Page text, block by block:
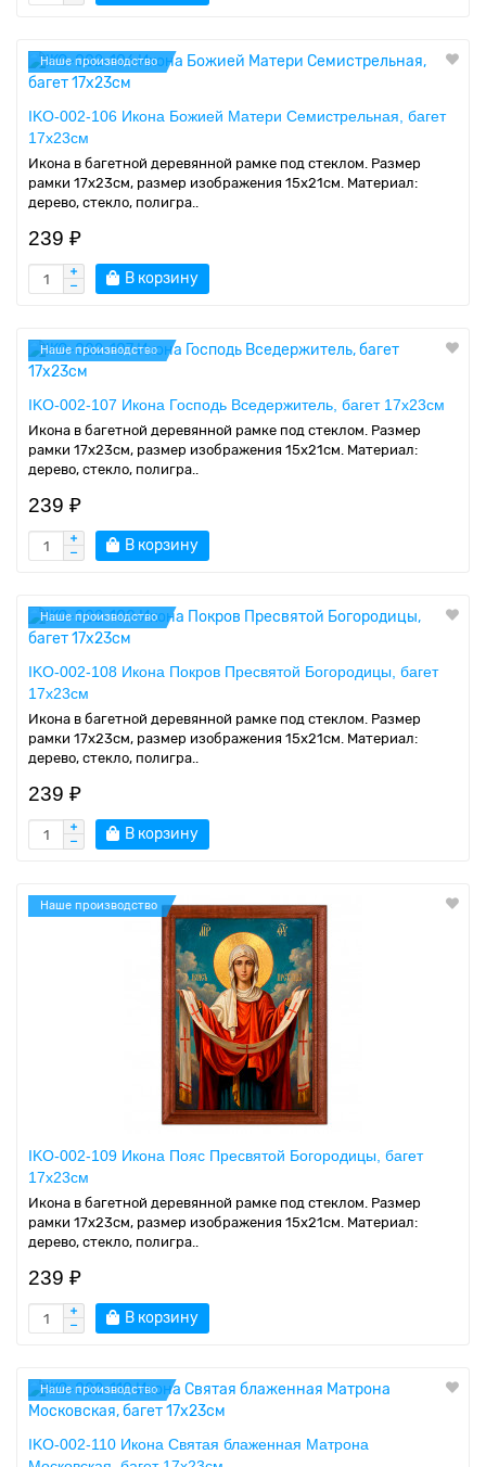
Наше производство
IKO-002-106 Икона Божией Матери Семистрельная, багет
17х23см
Икона в багетной деревянной рамке под стеклом. Размер
рамки 17x23см, размер изображения 15x21см. Материал:
дерево, стекло, полигра..
239 ₽
В корзину
Наше производство
IKO-002-107 Икона Господь Вседержитель, багет 17х23см
Икона в багетной деревянной рамке под стеклом. Размер
рамки 17x23см, размер изображения 15x21см. Материал:
дерево, стекло, полигра..
239 ₽
В корзину
Наше производство
IKO-002-108 Икона Покров Пресвятой Богородицы, багет
17х23см
Икона в багетной деревянной рамке под стеклом. Размер
рамки 17x23см, размер изображения 15x21см. Материал:
дерево, стекло, полигра..
239 ₽
В корзину
Наше производство
IKO-002-109 Икона Пояс Пресвятой Богородицы, багет
17х23см
Икона в багетной деревянной рамке под стеклом. Размер
рамки 17x23см, размер изображения 15x21см. Материал:
дерево, стекло, полигра..
239 ₽
В корзину
Наше производство
IKO-002-110 Икона Святая блаженная Матрона